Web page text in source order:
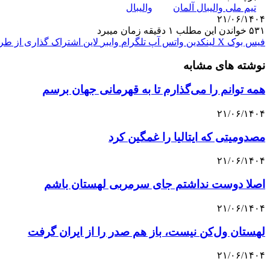
تیم ملی والیبال آلمان
والیبال
۲۱/۰۶/۱۴۰۴
۵۳۱ خواندن این مطلب ۱ دقیقه زمان میبرد
فیس بوک X لینکدین واتس آپ تلگرام وایبر لاین اشتراک گذاری از
نوشته های مشابه
همه توانم را می‌گذارم تا به قهرمانی جهان برسم
۲۱/۰۶/۱۴۰۴
مصدومیتی که ایتالیا را غمگین کرد
۲۱/۰۶/۱۴۰۴
اصلا دوست نداشتم جای سرمربی لهستان باشم
۲۱/۰۶/۱۴۰۴
لهستان ول‌کن نیست، باز هم صدر را از ایران گرفت
۲۱/۰۶/۱۴۰۴